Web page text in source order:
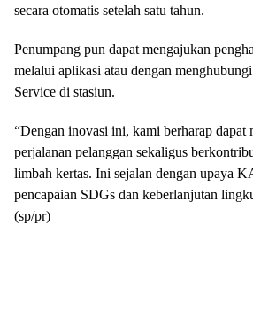
secara otomatis setelah satu tahun.
Penumpang pun dapat mengajukan
melalui aplikasi atau dengan
Service di stasiun.
“Dengan inovasi ini, kami berharap dapat
perjalanan pelanggan sekaligus
limbah kertas. Ini sejalan dengan upaya
pencapaian SDGs dan keberlanjutan
(sp/pr)